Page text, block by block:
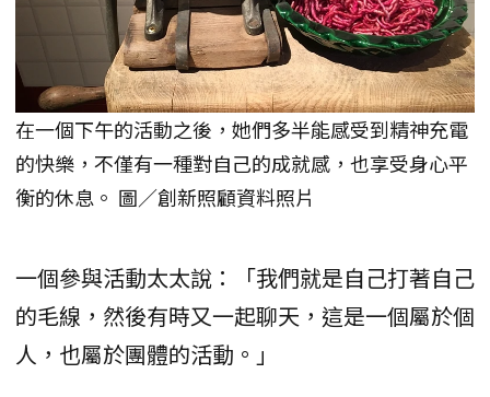
在一個下午的活動之後，她們多半能感受到精神充電
的快樂，不僅有一種對自己的成就感，也享受身心平
衡的休息。 圖／創新照顧資料照片
一個參與活動太太說：「我們就是自己打著自己
的毛線，然後有時又一起聊天，這是一個屬於個
人，也屬於團體的活動。」